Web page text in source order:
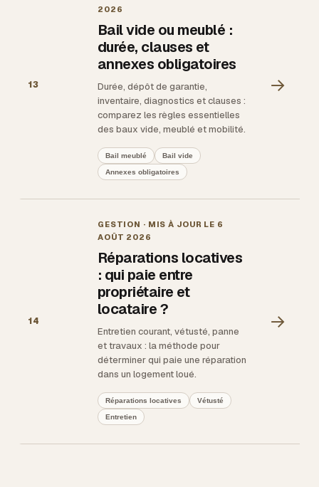
13
2026
Bail vide ou meublé :
durée, clauses et
annexes obligatoires
Durée, dépôt de garantie,
inventaire, diagnostics et clauses :
comparez les règles essentielles
des baux vide, meublé et mobilité.
Bail meublé Bail vide
Annexes obligatoires
→
14
GESTION · MIS À JOUR LE 6
AOÛT 2026
Réparations locatives
: qui paie entre
propriétaire et
locataire ?
Entretien courant, vétusté, panne
et travaux : la méthode pour
déterminer qui paie une réparation
dans un logement loué.
Réparations locatives Vétusté
Entretien
→